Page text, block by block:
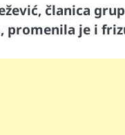
članica
promenila je i